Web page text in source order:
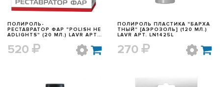
ПОЛИРОЛЬ-
РЕСТАВРАТОР ФАР "POLISH HE
ADLIGHTS" (20 МЛ.) LAVR АРТ.
520
ПОЛИРОЛЬ ПЛАСТИКА "БАРХА
ТНЫЙ" [АЭРОЗОЛЬ] (120 МЛ.)
LAVR АРТ. LN1425L
270